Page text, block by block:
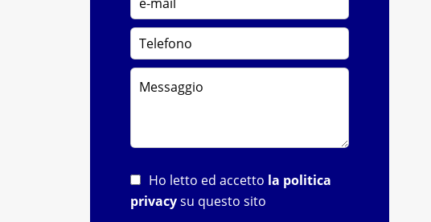
Ho letto ed accetto la politica
privacysu questo sito